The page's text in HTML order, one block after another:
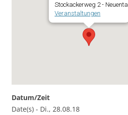
Stockackerweg 2 - Neuental
Veranstaltungen
Datum/Zeit
Date(s) - Di., 28.08.18